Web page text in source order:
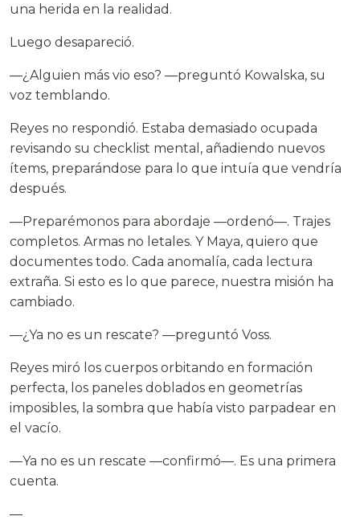
una herida en la realidad.
Luego desapareció.
—¿Alguien más vio eso? —preguntó Kowalska, su
voz temblando.
Reyes no respondió. Estaba demasiado ocupada
revisando su checklist mental, añadiendo nuevos
ítems, preparándose para lo que intuía que vendría
después.
—Preparémonos para abordaje —ordenó—. Trajes
completos. Armas no letales. Y Maya, quiero que
documentes todo. Cada anomalía, cada lectura
extraña. Si esto es lo que parece, nuestra misión ha
cambiado.
—¿Ya no es un rescate? —preguntó Voss.
Reyes miró los cuerpos orbitando en formación
perfecta, los paneles doblados en geometrías
imposibles, la sombra que había visto parpadear en
el vacío.
—Ya no es un rescate —confirmó—. Es una primera
cuenta.
—